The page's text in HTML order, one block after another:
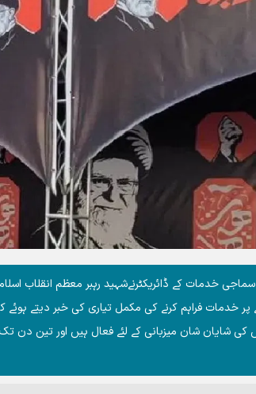
خدمات کے ڈائریکٹرنےشہید رہبر معظم انقلاب
پر خدمات فراہم کرنے کی مکمل تیاری کی خبر دیتے
کی شایان شان میزبانی کے لئے فعال ہیں اور تین